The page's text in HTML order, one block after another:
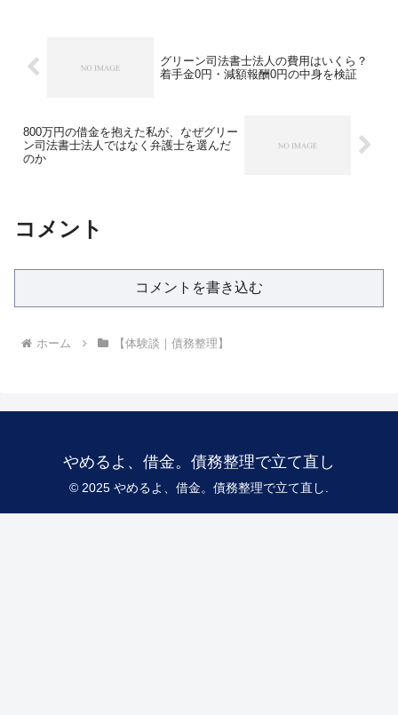
グリーン司法書士法人の費用はいくら？
着手金0円・減額報酬0円の中身を検証
800万円の借金を抱えた私が、なぜグリー
ン司法書士法人ではなく弁護士を選んだ
のか
コメント
コメントを書き込む
ホーム 【体験談｜債務整理】
やめるよ、借金。債務整理で立て直し
© 2025 やめるよ、借金。債務整理で立て直し.